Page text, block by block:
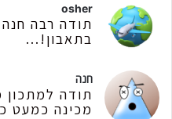
osher
תודה רבה
בתאבון!...
חנה
תודה למתכון
מכינה כמעט